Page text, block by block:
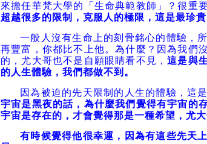
來擔任華梵大學的「生命典範教師」？很重
超越很多的限制，克服人的極限，這是最珍貴
一般人沒有生命上的刻骨銘心的體驗，
再豐富，你都比不上他。為什麼？因為我們
的，尤大哥也不是自願眼睛看不見，這是與
的人生體驗，我們都做不到。
因為被迫的先天限制的人生的體驗，這
宇宙是黑夜的話，為什麼我們覺得有宇宙的
宇宙是存在的，才會覺得那是一種希望，尤
有時候覺得他很幸運，因為有這些先天